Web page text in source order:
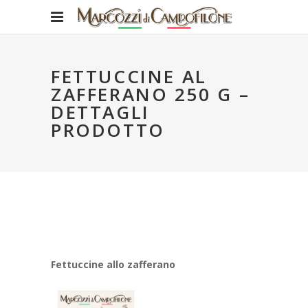
FETTUCCINE AL
ZAFFERANO 250 G –
DETTAGLI
PRODOTTO
Fettuccine allo zafferano